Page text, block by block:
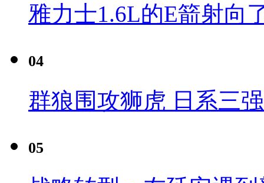
雅力士1.6L的E箭射向
04
群狼围攻狮虎 日系三
05